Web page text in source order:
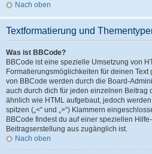
Nach oben
Textformatierung und
Was ist BBCode?
BBCode ist eine spezielle Umsetzung von
Formatierungsmöglichkeiten für deinen
von BBCode werden durch die Board-
auch durch dich für jeden einzelnen Beitrag
ähnlich wie HTML aufgebaut, jedoch werden
spitzen („<“ und „>“) Klammern
BBCode findest du auf einer speziellen
Beitragserstellung aus zugänglich ist.
Nach oben